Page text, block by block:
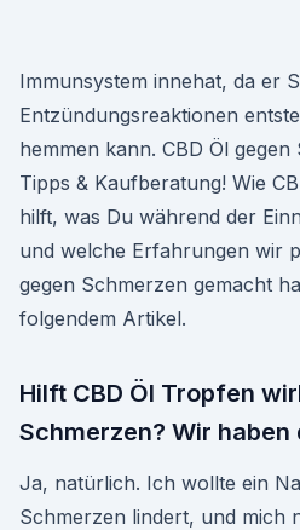
Immunsystem innehat, da er
Entzündungsreaktionen
hemmen kann. CBD Öl
Tipps & Kaufberatung! Wie
hilft, was Du während der
und welche Erfahrungen wir
gegen Schmerzen gemacht
folgendem Artikel.
Hilft CBD Öl Tropfen
Schmerzen? Wir haben
Ja, natürlich. Ich wollte ein
Schmerzen lindert, und mich